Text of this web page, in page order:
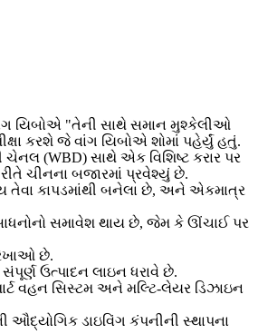
યિબોએ "તેની સાથે સમાન મુશ્કેલીઓ
કરશે જે વાંગ યિબોએ શોમાં પહેર્યું હતું.
(WBD) સાથે એક વિશિષ્ટ કરાર પર
ચીનના બજારમાં પ્રવેશ્યું છે.
તેવા કાપડમાંથી બનેલા છે, અને એકમાત્ર
સમાવેશ થાય છે, જેમ કે ઊંચાઈ પર
છે.
ઉત્પાદન લાઇન ધરાવે છે.
વહન સિસ્ટમ અને મલ્ટિ-લેયર ડિઝાઇન
ડાઇવિંગ કંપનીની સ્થાપના